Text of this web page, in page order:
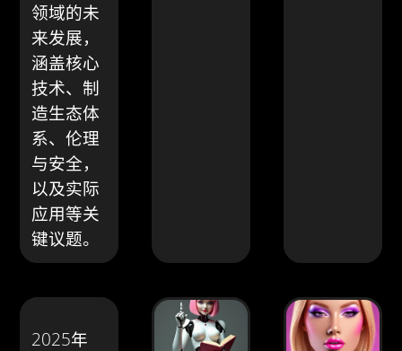
领域的未
来发展，
涵盖核心
技术、制
造生态体
系、伦理
与安全，
以及实际
应用等关
键议题。
2025年